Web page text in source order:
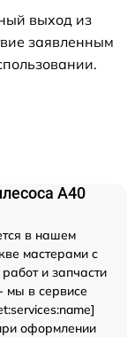
выход из
заявленным
A40
в нашем
мастерами с
и запчасти
мы в сервисе
оформлении